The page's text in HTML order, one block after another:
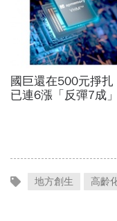
國巨還在500元掙扎
已連6漲「反彈7成
地方創生 高齡